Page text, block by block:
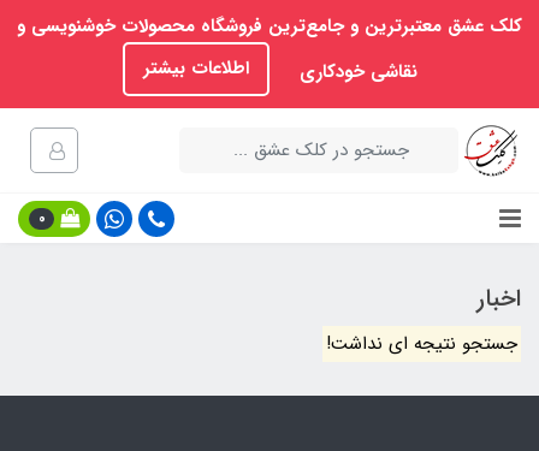
کلک عشق معتبرترین و جامع‌ترین فروشگاه محصولات خوشنویسی و
نقاشی خودکاری
اطلاعات بیشتر
0
اخبار
جستجو نتیجه ای نداشت!